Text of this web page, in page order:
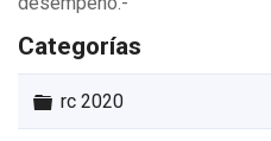
Categorías
Carpeta
rc 2020